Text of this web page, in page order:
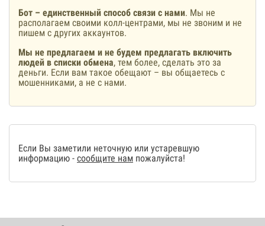
Бот – единственный способ связи с нами. Мы не
располагаем своими колл-центрами, мы не звоним и не
пишем с других аккаунтов.
Мы не предлагаем и не будем предлагать включить
людей в списки обмена, тем более, сделать это за
деньги. Если вам такое обещают – вы общаетесь с
мошенниками, а не с нами.
Если Вы заметили неточную или устаревшую
информацию - сообщите нам пожалуйста!